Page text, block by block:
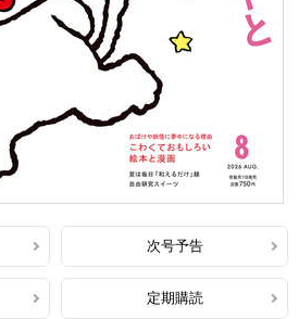
次号予告
定期購読